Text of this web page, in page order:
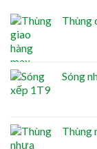
Thùng
Sóng
Thùng